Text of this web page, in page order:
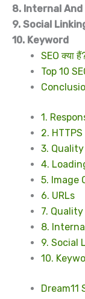
8. Internal
9. Social
10. Keyword
SEO क्या
Top 10
1.
2.
3.
4.
5. Image
6. URLs
7.
8.
9. Social
10.
Dream11